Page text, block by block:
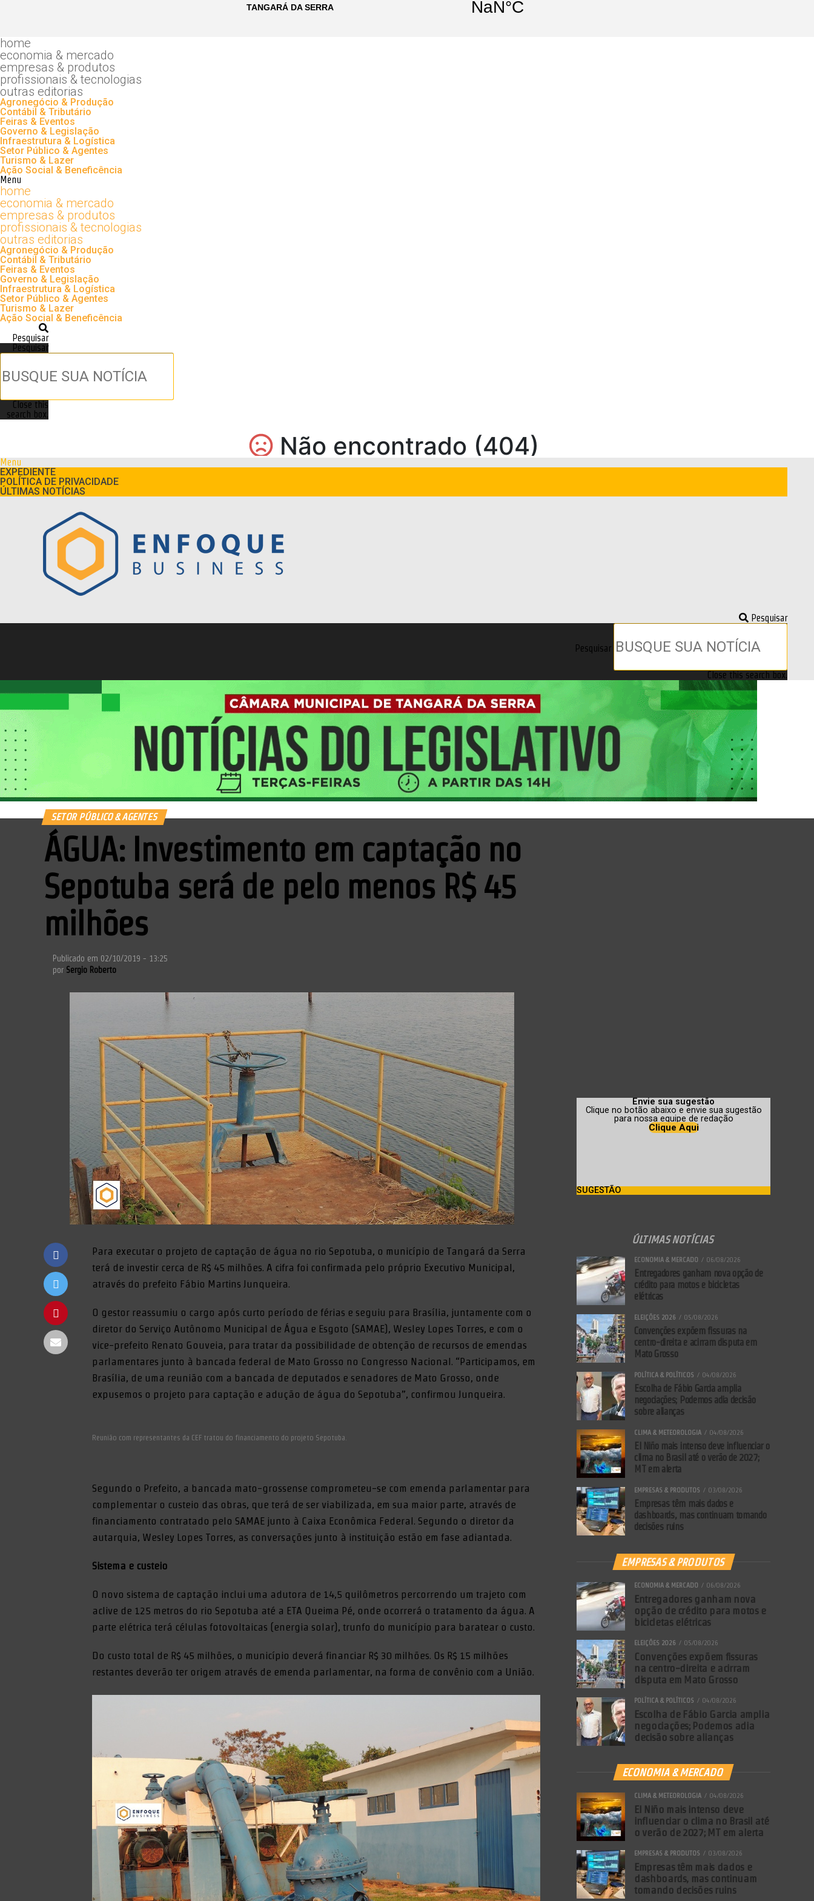
home
economia & mercado
empresas & produtos
profissionais & tecnologias
outras editorias
Agronegócio & Produção
Contábil & Tributário
Feiras & Eventos
Governo & Legislação
Infraestrutura & Logística
Setor Público & Agentes
Turismo & Lazer
Ação Social & Beneficência
Menu
home
economia & mercado
empresas & produtos
profissionais & tecnologias
outras editorias
Agronegócio & Produção
Contábil & Tributário
Feiras & Eventos
Governo & Legislação
Infraestrutura & Logística
Setor Público & Agentes
Turismo & Lazer
Ação Social & Beneficência
Pesquisar
Pesquisar
Close this
search box.
Menu
EXPEDIENTE
POLÍTICA DE PRIVACIDADE
ÚLTIMAS NOTÍCIAS
Pesquisar
Pesquisar
Close this search box.
SETOR PÚBLICO & AGENTES
ÁGUA: Investimento em captação no
Sepotuba será de pelo menos R$ 45
milhões
Publicado em 02/10/2019 - 13:25
por Sergio Roberto
Para executar o projeto de captação de água no rio Sepotuba, o município de Tangará da Serra
terá de investir cerca de R$ 45 milhões. A cifra foi confirmada pelo próprio Executivo Municipal,
através do prefeito Fábio Martins Junqueira.
O gestor reassumiu o cargo após curto período de férias e seguiu para Brasília, juntamente com o
diretor do Serviço Autônomo Municipal de Água e Esgoto (SAMAE), Wesley Lopes Torres, e com o
vice-prefeito Renato Gouveia, para tratar da possibilidade de obtenção de recursos de emendas
parlamentares junto à bancada federal de Mato Grosso no Congresso Nacional. “Participamos, em
Brasília, de uma reunião com a bancada de deputados e senadores de Mato Grosso, onde
expusemos o projeto para captação e adução de água do Sepotuba”, confirmou Junqueira.
Reunião com representantes da CEF tratou do financiamento do projeto Sepotuba.
Segundo o Prefeito, a bancada mato-grossense comprometeu-se com emenda parlamentar para
complementar o custeio das obras, que terá de ser viabilizada, em sua maior parte, através de
financiamento contratado pelo SAMAE junto à Caixa Econômica Federal. Segundo o diretor da
autarquia, Wesley Lopes Torres, as conversações junto à instituição estão em fase adiantada.
Sistema e custeio
O novo sistema de captação inclui uma adutora de 14,5 quilômetros percorrendo um trajeto com
aclive de 125 metros do rio Sepotuba até a ETA Queima Pé, onde ocorrerá o tratamento da água. A
parte elétrica terá células fotovoltaicas (energia solar), trunfo do município para baratear o custo.
Do custo total de R$ 45 milhões, o município deverá financiar R$ 30 milhões. Os R$ 15 milhões
restantes deverão ter origem através de emenda parlamentar, na forma de convênio com a União.
Envie sua sugestão
Clique no botão abaixo e envie sua sugestão
para nossa equipe de redação
Clique Aqui
SUGESTÃO
ÚLTIMAS NOTÍCIAS
ECONOMIA & MERCADO 06/08/2026
Entregadores ganham nova opção de
crédito para motos e bicicletas
elétricas
ELEIÇÕES 2026 05/08/2026
Convenções expõem fissuras na
centro-direita e acirram disputa em
Mato Grosso
POLÍTICA & POLÍTICOS 04/08/2026
Escolha de Fábio Garcia amplia
negociações; Podemos adia decisão
sobre alianças
CLIMA & METEOROLOGIA 04/08/2026
El Niño mais intenso deve influenciar o
clima no Brasil até o verão de 2027;
MT em alerta
EMPRESAS & PRODUTOS 03/08/2026
Empresas têm mais dados e
dashboards, mas continuam tomando
decisões ruins
EMPRESAS & PRODUTOS
ECONOMIA & MERCADO 06/08/2026
Entregadores ganham nova
opção de crédito para motos e
bicicletas elétricas
ELEIÇÕES 2026 05/08/2026
Convenções expõem fissuras
na centro-direita e acirram
disputa em Mato Grosso
POLÍTICA & POLÍTICOS 04/08/2026
Escolha de Fábio Garcia amplia
negociações; Podemos adia
decisão sobre alianças
ECONOMIA & MERCADO
CLIMA & METEOROLOGIA 04/08/2026
El Niño mais intenso deve
influenciar o clima no Brasil até
o verão de 2027; MT em alerta
EMPRESAS & PRODUTOS 03/08/2026
Empresas têm mais dados e
dashboards, mas continuam
tomando decisões ruins